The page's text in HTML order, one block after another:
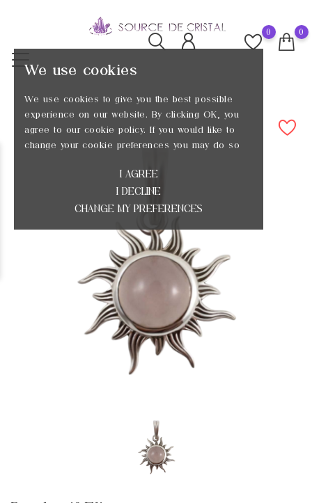
We use cookies
We use cookies to give you the best possible
experience on our website. By clicking OK, you
agree to our cookie policy. If you would like to
change your cookie preferences you may do so
I AGREE
I DECLINE
CHANGE MY PREFERENCES
0
0